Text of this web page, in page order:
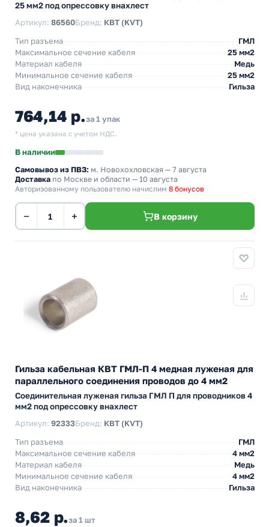
25 мм2 под опрессовку внахлест
Артикул: 86560Бренд: КВТ (KVT)
Тип разъема
ГМЛ
Максимальное сечение кабеля
25 мм2
Материал кабеля
Медь
Минимальное сечение кабеля
25 мм2
Вид наконечника
Гильза
764,14 р.за 1 упак
* цена указана с учетом НДС.
В наличии
Самовывоз из ПВЗ: м. Новохохловская — 7 августа
Доставка по Москве и области — 10 августа
Авторизованному пользователю начислим 8 бонусов
− + В корзину
Гильза кабельная КВТ ГМЛ-П 4 медная луженая для
параллельного соединения проводов до 4 мм2
Cоединительная луженая гильза ГМЛ П для проводников 4
мм2 под опрессовку внахлест
Артикул: 92333Бренд: КВТ (KVT)
Тип разъема
ГМЛ
Максимальное сечение кабеля
4 мм2
Материал кабеля
Медь
Минимальное сечение кабеля
4 мм2
Вид наконечника
Гильза
8,62 р.за 1 шт